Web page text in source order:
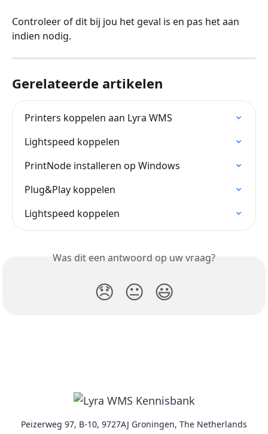
Controleer of dit bij jou het geval is en pas het aan
indien nodig.
Gerelateerde artikelen
Printers koppelen aan Lyra WMS
Lightspeed koppelen
PrintNode installeren op Windows
Plug&Play koppelen
Lightspeed koppelen
Was dit een antwoord op uw vraag?
😞 😐 😃
Peizerweg 97, B-10, 9727AJ Groningen, The Netherlands